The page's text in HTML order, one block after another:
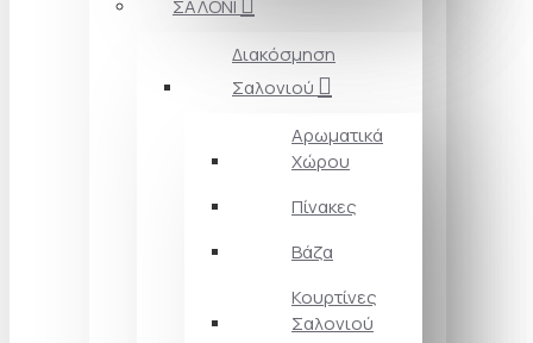
ΣΑΛΟΝΙ
Διακόσμηση
Σαλονιού
Αρωματικά
Χώρου
Πίνακες
Βάζα
Κουρτίνες
Σαλονιού